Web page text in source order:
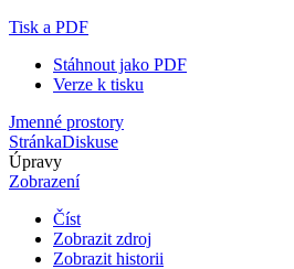
Tisk a PDF
Stáhnout jako PDF
Verze k tisku
Jmenné prostory
StránkaDiskuse
Úpravy
Zobrazení
Číst
Zobrazit zdroj
Zobrazit historii